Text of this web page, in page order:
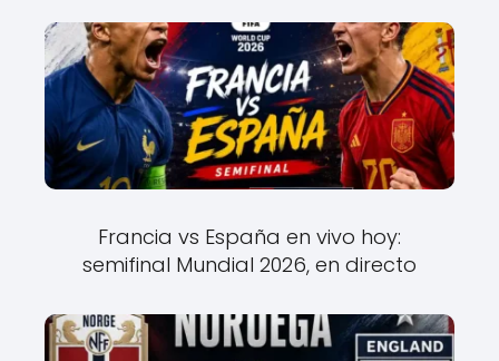
Francia vs España en vivo hoy:
semifinal Mundial 2026, en directo